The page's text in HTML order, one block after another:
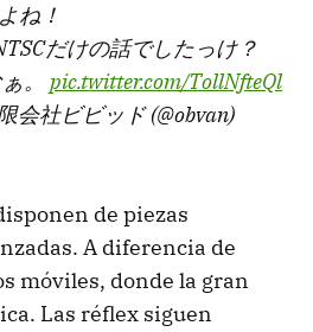
ね！
だけの話でしたっけ？
。 pic.twitter.com/TollNfteQl
会社ビビッド (@obvan)
de piezas
A diferencia de
móviles, donde la gran
Las réflex siguen